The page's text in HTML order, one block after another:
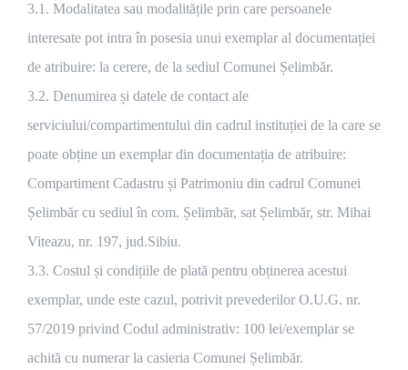
3.1. Modalitatea sau modalitățile prin care persoanele
interesate pot intra în posesia unui exemplar al documentației
de atribuire: la cerere, de la sediul Comunei Șelimbăr.
3.2. Denumirea și datele de contact ale
serviciului/compartimentului din cadrul instituției de la care se
poate obține un exemplar din documentația de atribuire:
Compartiment Cadastru și Patrimoniu din cadrul Comunei
Șelimbăr cu sediul în com. Șelimbăr, sat Șelimbăr, str. Mihai
Viteazu, nr. 197, jud.Sibiu.
3.3. Costul și condițiile de plată pentru obținerea acestui
exemplar, unde este cazul, potrivit prevederilor O.U.G. nr.
57/2019 privind Codul administrativ: 100 lei/exemplar se
achită cu numerar la casieria Comunei Șelimbăr.